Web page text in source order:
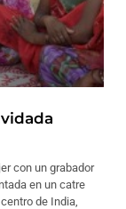
con un grabador
en un catre
de India,